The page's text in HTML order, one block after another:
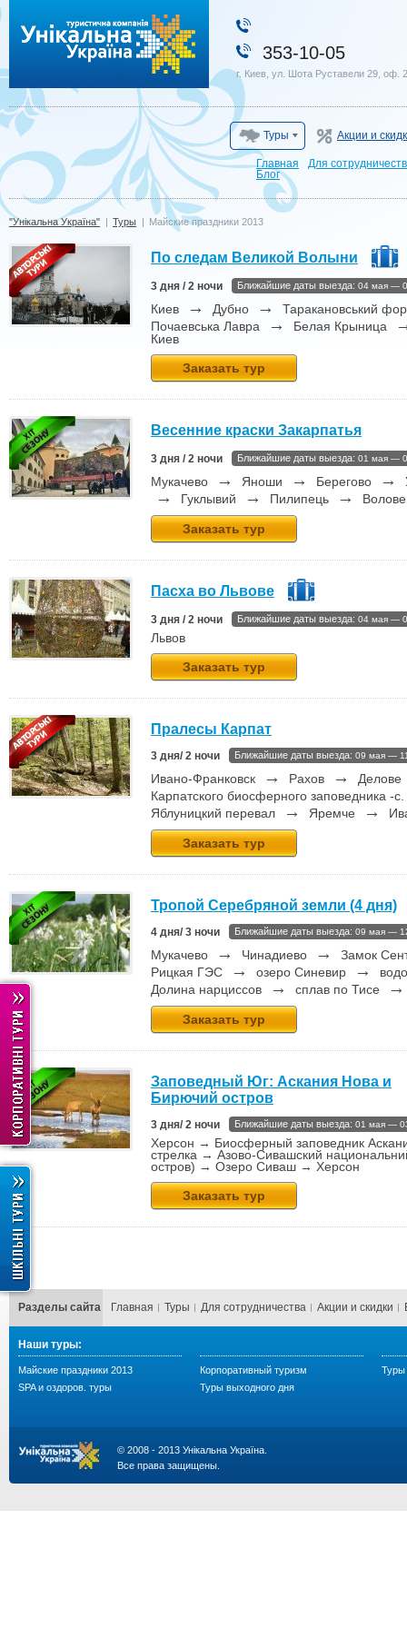
353-10-05
г. Киев, ул. Шота Руставели 29, оф. 2
Туры Акции и
Главная
Для
Блог
"Унікальна Україна" | Туры | Майские праздники 2013
По следам Великой Волыни
3 дня / 2 ночи Ближайшие даты выезда: 04 мая —
Киев → Дубно →
Таракановський
Почаевська Лавра
→ Белая Крыница
Киев
Заказать тур
Весенние краски Закарпатья
3 дня / 2 ночи Ближайшие даты выезда: 01 мая —
Мукачево → Яноши → Берегово →
→ Гуклывий → Пилипець →
Заказать тур
Пасха во Львове
3 дня / 2 ночи Ближайшие даты выезда: 04 мая —
Львов
Заказать тур
Пралесы Карпат
3 дня/ 2 ночи Ближайшие даты выезда: 09 мая —
Ивано-Франковск → Рахов → Делове
Карпатского биосферного заповедника -
Яблуницкий перевал
→ Яремче →
Заказать тур
Тропой Серебряной земли (4 дня)
4 дня/ 3 ночи Ближайшие даты выезда: 09 мая —
Мукачево → Чинадиево →
Замок
Рицкая ГЭС
→ озеро Синевир →
Долина нарциссов
→ сплав по Тисе
Заказать тур
Заповедный Юг: Аскания Нова и
Бирючий остров
3 дня/ 2 ночи Ближайшие даты выезда: 01 мая —
Херсон → Биосферный заповедник
стрелка → Азово-Сивашский
остров) → Озеро Сиваш → Херсон
Заказать тур
Разделы сайта Главная Туры Для сотрудничества Акции и скидки
Наши туры:
Майские праздники 2013
SPA и оздоров. туры
Корпоративный туризм
Туры выходного дня
Туры
© 2008 - 2013 Унікальна Україна.
Все права защищены.